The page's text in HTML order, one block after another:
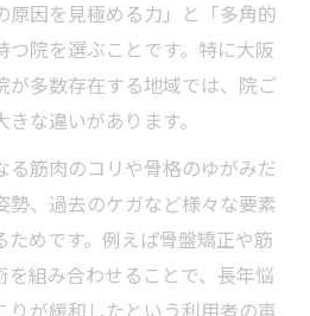
院事情を知ることの重要性
グで見る根本ケアの実力
活用術と慢性痛対策
骨院の選び方と安全施術
る女性向け慢性痛改善法
院のメリットと慢性痛対策
る女性におすすめ整骨院
原因を見極める力」と「多角的
つ院を選ぶことです。特に大阪
が多数存在する地域では、院ご
な違いがあります。
る筋肉のコリや骨格のゆがみだ
勢、過去のケガなど様々な要素
ためです。例えば骨盤矯正や筋
を組み合わせることで、長年悩